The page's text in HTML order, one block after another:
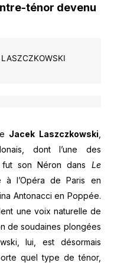
ténor devenu
Jacek Laszczkowski
dont l’une des
fut son Néron dans Le
l’Opéra de Paris en
Antonacci en Poppée.
une voix naturelle de
de soudaines plongées
lui, est désormais
quel type de ténor,